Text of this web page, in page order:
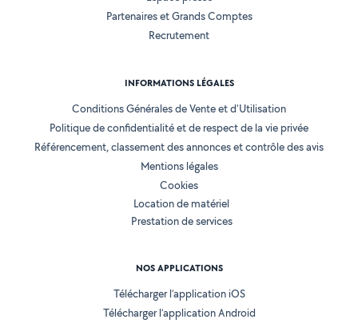
Partenaires et Grands Comptes
Recrutement
INFORMATIONS LÉGALES
Conditions Générales de Vente et d'Utilisation
Politique de confidentialité et de respect de la vie privée
Référencement, classement des annonces et contrôle des avis
Mentions légales
Cookies
Location de matériel
Prestation de services
NOS APPLICATIONS
Télécharger l’application iOS
Télécharger l’application Android